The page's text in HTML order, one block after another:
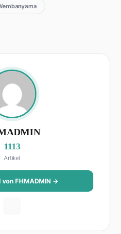
1113
Artikel
FHMADMIN →